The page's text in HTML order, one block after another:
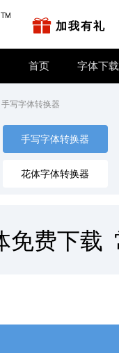
加我有礼
首页 字体下载
手写字体转换器
手写字体转换器
花体字体转换器
硬笔手写体转换器